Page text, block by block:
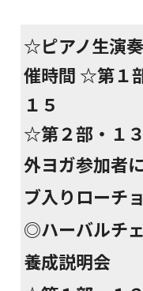
☆ピアノ生演
催時間 ☆第１
１５
☆第２部・１
外ヨガ参加者
ブ入りローチ
◎ハーバルチ
養成説明会